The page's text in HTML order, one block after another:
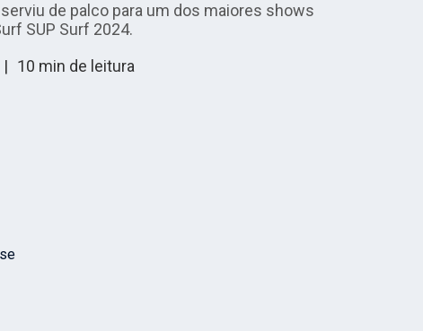
de palco para um dos maiores shows
SUP Surf 2024.
| 10 min de leitura